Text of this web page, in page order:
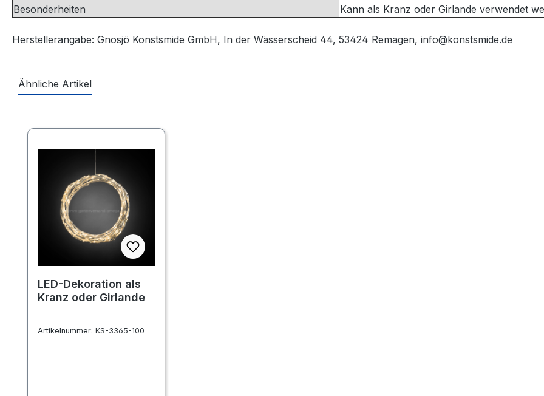
Besonderheiten
Kann als Kranz oder Girlande verwendet
Herstellerangabe: Gnosjö Konstsmide GmbH, In der Wässerscheid 44, 53424 Remagen, info@konstsmide.de
Ähnliche Artikel
LED-Dekoration als
Kranz oder Girlande
Artikelnummer: KS-3365-100